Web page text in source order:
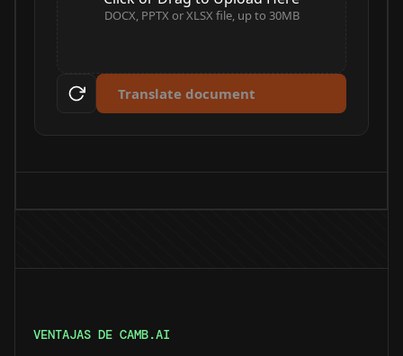
DOCX, PPTX or XLSX file, up to 30MB
Translate document
VENTAJAS DE CAMB.AI